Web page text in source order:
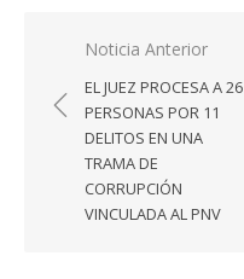
Navegación
entradas
Noticia Anterior
EL JUEZ PROCESA A 26
PERSONAS POR 11
DELITOS EN UNA
TRAMA DE
CORRUPCIÓN
VINCULADA AL PNV